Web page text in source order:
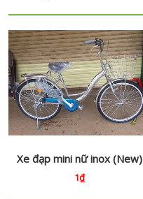
Xe đạp mini nữ inox (New)
1₫